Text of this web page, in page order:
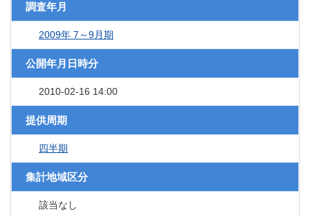
調査年月
2009年 7～9月期
公開年月日時分
2010-02-16 14:00
提供周期
四半期
集計地域区分
該当なし